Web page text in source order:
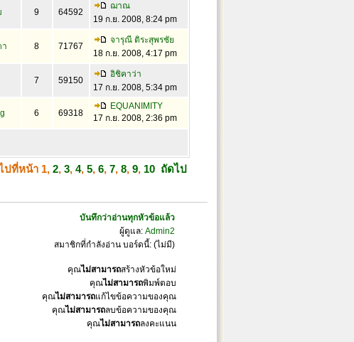
9 64592
ฌาณ
19 ก.ย. 2008, 8:24 pm
8 71767
จารุณี ติระสุพรชัย
18 ก.ย. 2008, 4:17 pm
7 59150
อิชิคาว่า
17 ก.ย. 2008, 5:34 pm
6 69318
EQUANIMITY
17 ก.ย. 2008, 2:36 pm
ปที่หน้า 1, 2, 3, 4, 5, 6, 7, 8, 9, 10 ถัดไป
บันทึกว่าอ่านทุกหัวข้อแล้ว
ผู้ดูแล: Admin2
สมาชิกที่กำลังอ่าน บอร์ดนี้: (ไม่มี)
คุณไม่สามารถสร้างหัวข้อใหม่
คุณไม่สามารถพิมพ์ตอบ
คุณไม่สามารถแก้ไขข้อความของคุณ
คุณไม่สามารถลบข้อความของคุณ
คุณไม่สามารถลงคะแนน